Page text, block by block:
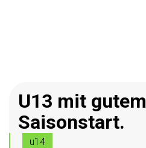
U13 mit gutem
Saisonstart.
u14